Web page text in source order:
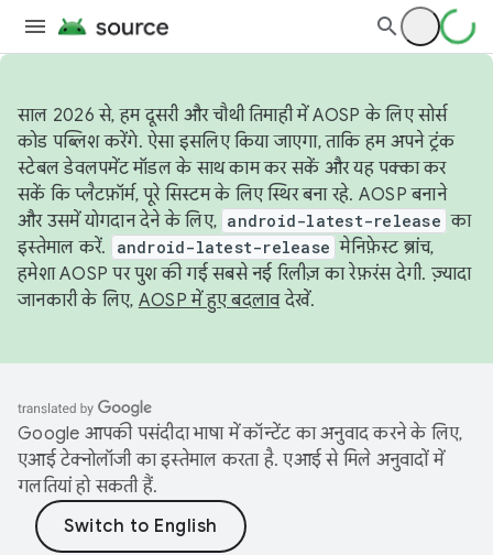
साल 2026 से, हम दूसरी और चौथी तिमाही में AOSP के लिए सोर्स
कोड पब्लिश करेंगे. ऐसा इसलिए किया जाएगा, ताकि हम अपने ट्रंक
स्टेबल डेवलपमेंट मॉडल के साथ काम कर सकें और यह पक्का कर
सकें कि प्लैटफ़ॉर्म, पूरे सिस्टम के लिए स्थिर बना रहे. AOSP बनाने
और उसमें योगदान देने के लिए, android-latest-release का
इस्तेमाल करें.
android-latest-release मेनिफ़ेस्ट ब्रांच,
हमेशा AOSP पर पुश की गई सबसे नई रिलीज़ का रेफ़रंस देगी. ज़्यादा
जानकारी के लिए, AOSP में हुए बदलावदेखें.
Google आपकी पसंदीदा भाषा में कॉन्टेंट का अनुवाद करने के लिए,
एआई टेक्नोलॉजी का इस्तेमाल करता है. एआई से मिले अनुवादों में
गलतियां हो सकती हैं.